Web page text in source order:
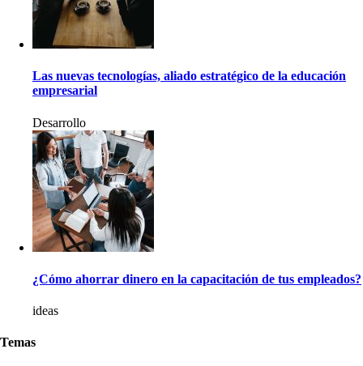
Las nuevas tecnologías, aliado estratégico de la educación
empresarial
Desarrollo
¿Cómo ahorrar dinero en la capacitación de tus empleados?
ideas
Temas